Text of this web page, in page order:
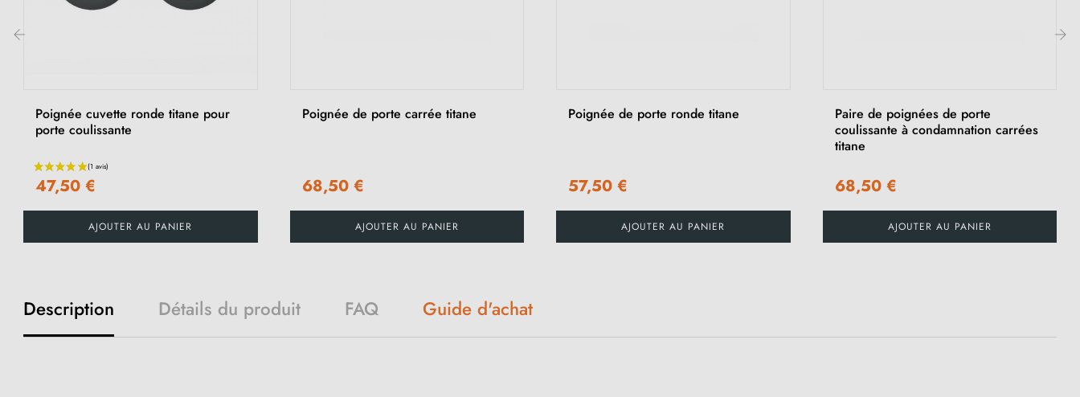
Poignée cuvette ronde titane pour
porte coulissante
47,50 €
AJOUTER AU PANIER
Poignée de porte carrée titane
68,50 €
AJOUTER AU PANIER
Poignée de porte ronde titane
57,50 €
AJOUTER AU PANIER
Paire de poignées de porte
coulissante à condamnation carrées
titane
68,50 €
AJOUTER AU PANIER
Description Détails du produit FAQ Guide d'achat